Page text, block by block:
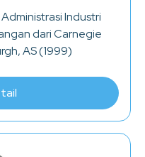
Industri
dari Carnegie
AS (1999)